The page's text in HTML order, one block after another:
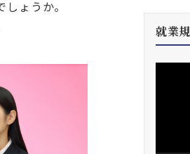
ょうか。
就業